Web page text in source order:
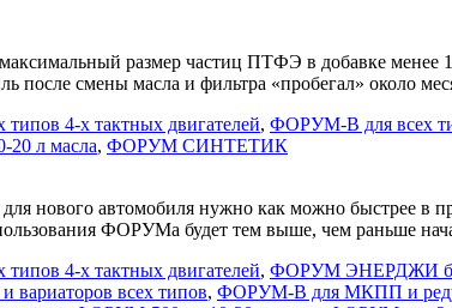
размер частиц ПТФЭ в добавке
после смены масла и фильтра «пробегал» около
4-х тактных двигателей, ФОРУМ-В для всех
л масла, ФОРУМ СИНТЕТИК
нового автомобиля нужно как можно быстрее в
ФОРУМа будет тем выше, чем раньше
4-х тактных двигателей, ФОРУМ ЭНЕРДЖИ
всех типов, ФОРУМ-В для МКПП и